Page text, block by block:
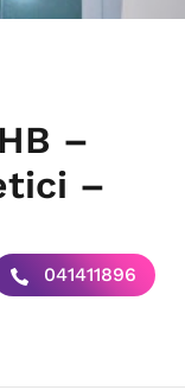
–
–
041411896